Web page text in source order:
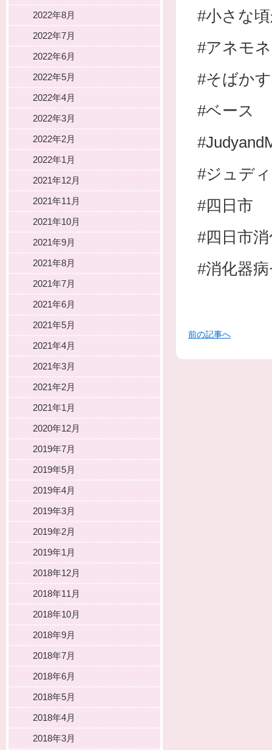
#小さな
#アネモ
#そばかす
#ベース
#ジュデ
#四日市
#四日市
#消化器
前の記事へ
2022年8月
2022年7月
2022年6月
2022年5月
2022年4月
2022年3月
2022年2月
2022年1月
2021年12月
2021年11月
2021年10月
2021年9月
2021年8月
2021年7月
2021年6月
2021年5月
2021年4月
2021年3月
2021年2月
2021年1月
2020年12月
2019年7月
2019年5月
2019年4月
2019年3月
2019年2月
2019年1月
2018年12月
2018年11月
2018年10月
2018年9月
2018年7月
2018年6月
2018年5月
2018年4月
2018年3月